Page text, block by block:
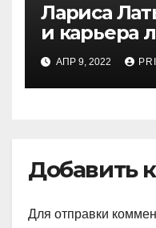
Лариса
и карьера
советской
рекорды и
АПР 9, 2022
Добавить
Для отправки